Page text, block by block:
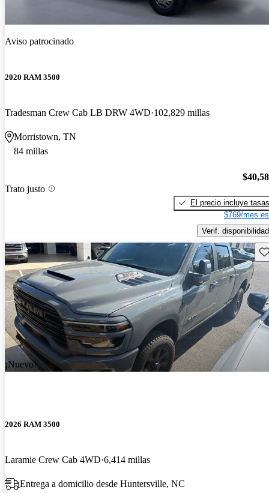
Aviso patrocinado
2020 RAM 3500
Tradesman Crew Cab LB DRW 4WD 102,829 millas
Morristown, TN
84 millas
Trato justo
El precio incluye tasas
$769/mes
Verif. disponibilidad
¡Nuevo!
2026 RAM 3500
Laramie Crew Cab 4WD 6,414 millas
Entrega a domicilio desde Huntersville, NC